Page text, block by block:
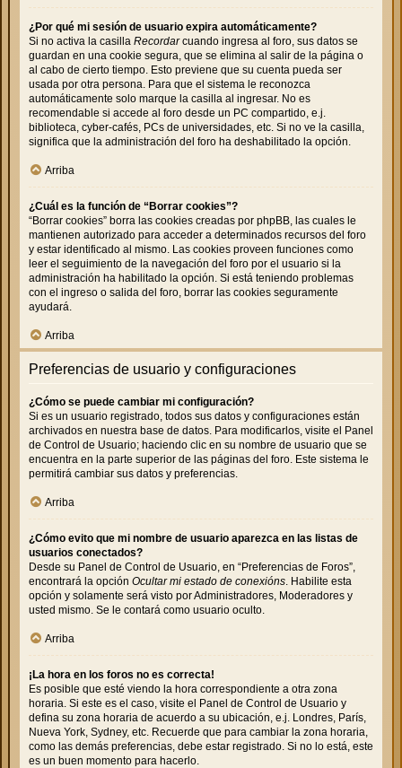
¿Por qué mi sesión de usuario expira automáticamente?
Si no activa la casilla Recordarcuando ingresa al foro, sus datos se
guardan en una cookie segura, que se elimina al salir de la página o
al cabo de cierto tiempo. Esto previene que su cuenta pueda ser
usada por otra persona. Para que el sistema le reconozca
automáticamente solo marque la casilla al ingresar. No es
recomendable si accede al foro desde un PC compartido, e.j.
biblioteca, cyber-cafés, PCs de universidades, etc. Si no ve la casilla,
significa que la administración del foro ha deshabilitado la opción.
Arriba
¿Cuál es la función de “Borrar cookies”?
“Borrar cookies” borra las cookies creadas por phpBB, las cuales le
mantienen autorizado para acceder a determinados recursos del foro
y estar identificado al mismo. Las cookies proveen funciones como
leer el seguimiento de la navegación del foro por el usuario si la
administración ha habilitado la opción. Si está teniendo problemas
con el ingreso o salida del foro, borrar las cookies seguramente
ayudará.
Arriba
Preferencias de usuario y configuraciones
¿Cómo se puede cambiar mi configuración?
Si es un usuario registrado, todos sus datos y configuraciones están
archivados en nuestra base de datos. Para modificarlos, visite el Panel
de Control de Usuario; haciendo clic en su nombre de usuario que se
encuentra en la parte superior de las páginas del foro. Este sistema le
permitirá cambiar sus datos y preferencias.
Arriba
¿Cómo evito que mi nombre de usuario aparezca en las listas de
usuarios conectados?
Desde su Panel de Control de Usuario, en “Preferencias de Foros”,
encontrará la opción Ocultar mi estado de conexións . Habilite esta
opción y solamente será visto por Administradores, Moderadores y
usted mismo. Se le contará como usuario oculto.
Arriba
¡La hora en los foros no es correcta!
Es posible que esté viendo la hora correspondiente a otra zona
horaria. Si este es el caso, visite el Panel de Control de Usuario y
defina su zona horaria de acuerdo a su ubicación, e.j. Londres, París,
Nueva York, Sydney, etc. Recuerde que para cambiar la zona horaria,
como las demás preferencias, debe estar registrado. Si no lo está, este
es un buen momento para hacerlo.